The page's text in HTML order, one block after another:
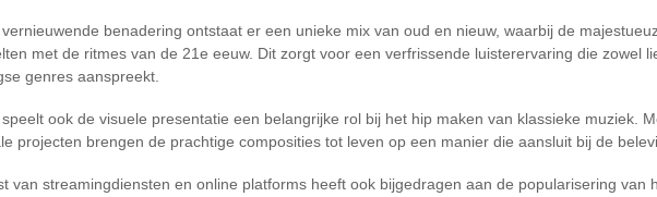
benadering ontstaat er een unieke mix van oud en nieuw, waarbij de
met de ritmes van de 21e eeuw. Dit zorgt voor een verfrissende luisterervaring die zowel
genres aanspreekt.
ook de visuele presentatie een belangrijke rol bij het hip maken van klassieke muziek.
projecten brengen de prachtige composities tot leven op een manier die aansluit bij de
van streamingdiensten en online platforms heeft ook bijgedragen aan de popularisering van